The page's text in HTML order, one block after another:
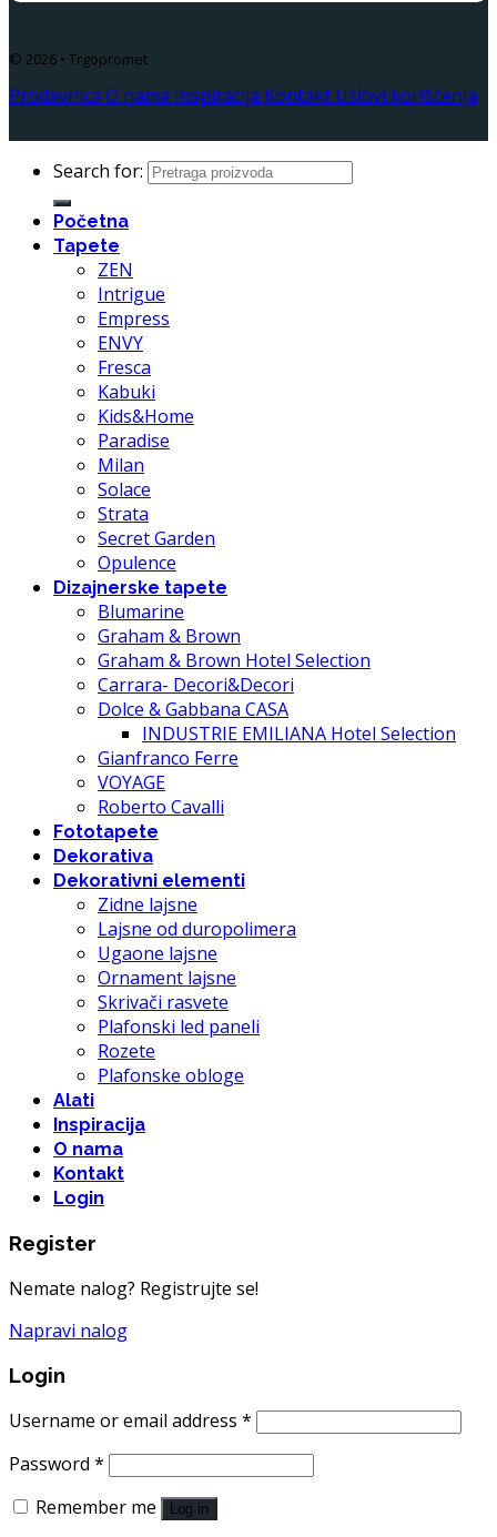
© 2026 • Trgopromet
Prodavnica O nama Inspiracija Kontakt Uslovi korišćenja
Search for:
Početna
Tapete
ZEN
Intrigue
Empress
ENVY
Fresca
Kabuki
Kids&Home
Paradise
Milan
Solace
Strata
Secret Garden
Opulence
Dizajnerske tapete
Blumarine
Graham & Brown
Graham & Brown Hotel Selection
Carrara- Decori&Decori
Dolce & Gabbana CASA
INDUSTRIE EMILIANA Hotel Selection
Gianfranco Ferre
VOYAGE
Roberto Cavalli
Fototapete
Dekorativa
Dekorativni elementi
Zidne lajsne
Lajsne od duropolimera
Ugaone lajsne
Ornament lajsne
Skrivači rasvete
Plafonski led paneli
Rozete
Plafonske obloge
Alati
Inspiracija
O nama
Kontakt
Login
Register
Nemate nalog? Registrujte se!
Napravi nalog
Login
Username or email address *
Password *
Remember me
Log in